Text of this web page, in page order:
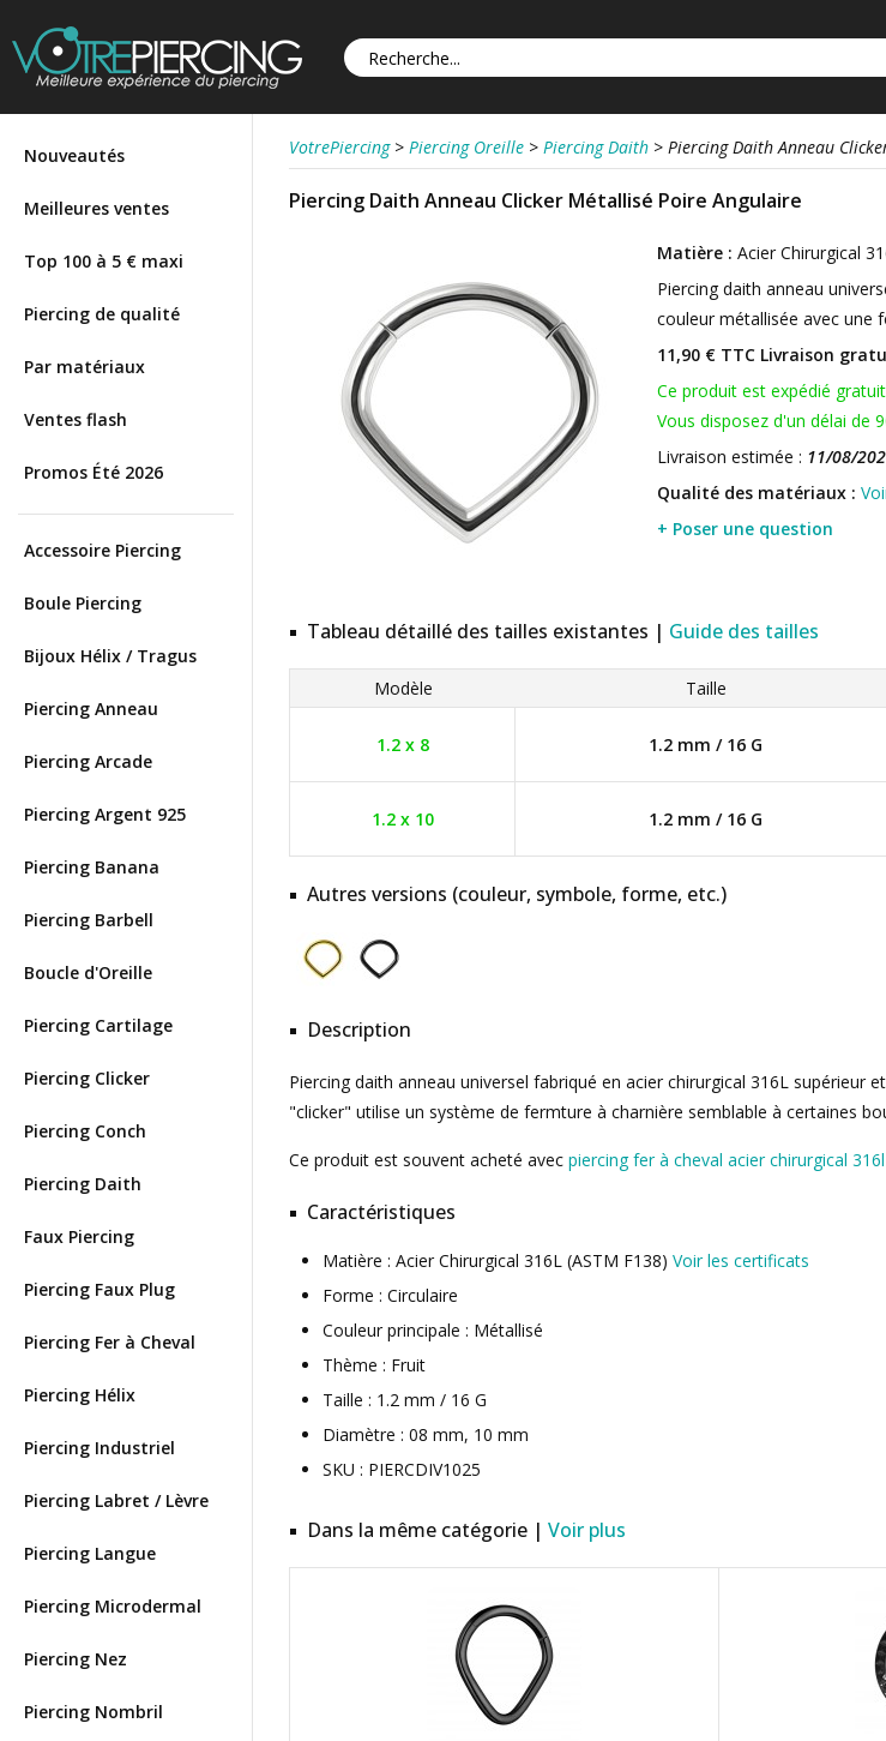
Nouveautés
Meilleures ventes
Top 100 à 5 € maxi
Piercing de qualité
Par matériaux
Ventes flash
Promos Été 2026
Accessoire Piercing
Boule Piercing
Bijoux Hélix / Tragus
Piercing Anneau
Piercing Arcade
Piercing Argent 925
Piercing Banana
Piercing Barbell
Boucle d'Oreille
Piercing Cartilage
Piercing Clicker
Piercing Conch
Piercing Daith
Faux Piercing
Piercing Faux Plug
Piercing Fer à Cheval
Piercing Hélix
Piercing Industriel
Piercing Labret / Lèvre
Piercing Langue
Piercing Microdermal
Piercing Nez
Piercing Nombril
VotrePiercing > Piercing Oreille > Piercing Daith > Piercing Daith Anneau
Piercing Daith Anneau Clicker Métallisé Poire Angulaire
Matière : Acier Chirurgical
Piercing daith anneau
couleur métallisée avec une
11,90 € TTC Livraison
Ce produit est expédié
Vous disposez d'un délai de
Livraison estimée : 11/08/
Qualité des matériaux :
+ Poser une question
Tableau détaillé des tailles existantes | Guide des tailles
Modèle Taille
1.2 x 8 1.2 mm / 16 G
1.2 x 10 1.2 mm / 16 G
Autres versions (couleur, symbole, forme, etc.)
Description
Piercing daith anneau universel fabriqué en acier chirurgical 316L
"clicker" utilise un système de fermture à charnière semblable à certaines
Ce produit est souvent acheté avec piercing fer à cheval acier chirurgical
Caractéristiques
Matière : Acier Chirurgical 316L (ASTM F138) Voir les certificats
Forme : Circulaire
Couleur principale : Métallisé
Thème : Fruit
Taille : 1.2 mm / 16 G
Diamètre : 08 mm, 10 mm
SKU : PIERCDIV1025
Dans la même catégorie | Voir plus